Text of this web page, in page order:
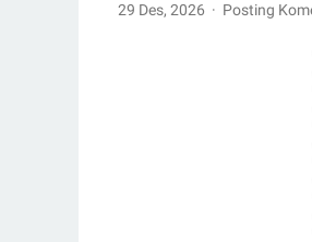
29 Des, 2026 Posting